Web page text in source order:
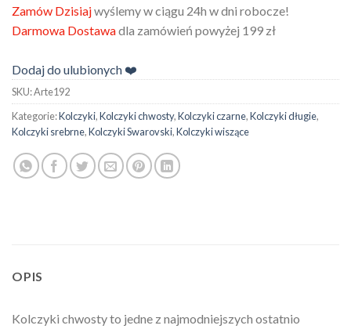
Zamów Dzisiajwyślemy w ciągu 24h w dni robocze!
Darmowa Dostawadla zamówień powyżej 199 zł
Dodaj do ulubionych ❤️
SKU:Arte192
Kategorie:Kolczyki,Kolczyki chwosty,Kolczyki czarne,Kolczyki długie,
Kolczyki srebrne,Kolczyki Swarovski,Kolczyki wiszące
OPIS
Kolczyki chwosty to jedne z najmodniejszych ostatnio